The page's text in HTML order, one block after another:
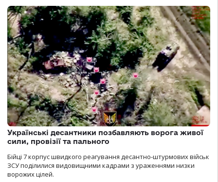
Українські десантники позбавляють ворога живої
сили, провізії та пального
Бійці 7 корпус швидкого реагування десантно-штурмових військ
ЗСУ поділилися видовищними кадрами з ураженнями низки
ворожих цілей.